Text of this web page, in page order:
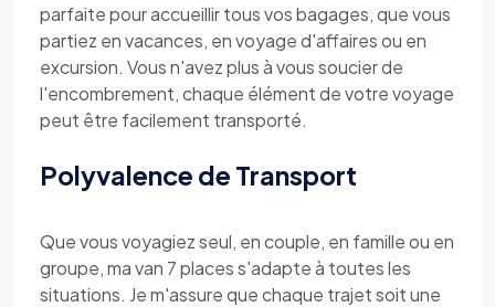
parfaite pour accueillir tous vos bagages, que vous
partiez en vacances, en voyage d'affaires ou en
excursion. Vous n'avez plus à vous soucier de
l'encombrement, chaque élément de votre voyage
peut être facilement transporté.
Polyvalence de Transport
Que vous voyagiez seul, en couple, en famille ou en
groupe, ma van 7 places s'adapte à toutes les
situations. Je m'assure que chaque trajet soit une